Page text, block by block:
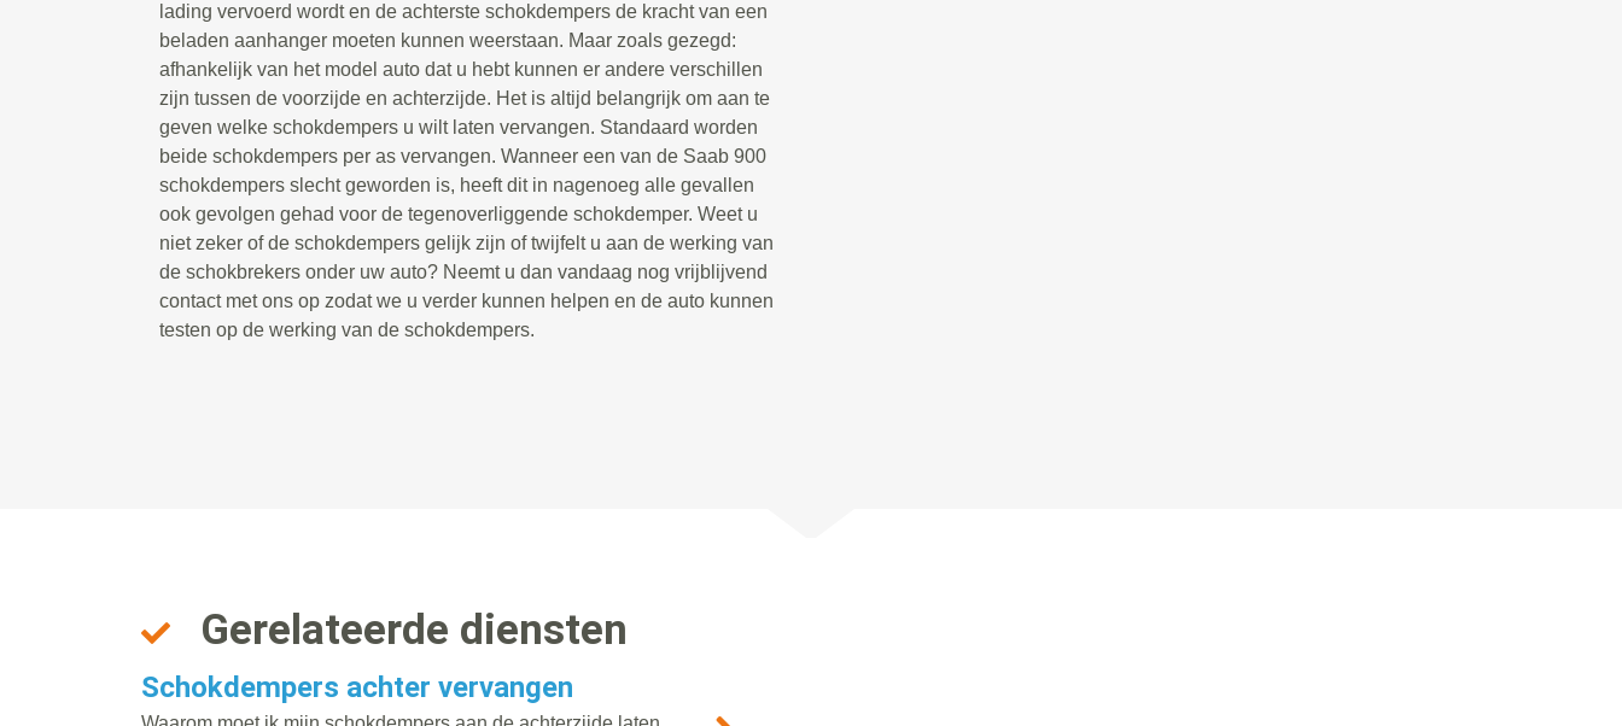
lading vervoerd wordt en de achterste schokdempers de kracht van een
beladen aanhanger moeten kunnen weerstaan. Maar zoals gezegd:
afhankelijk van het model auto dat u hebt kunnen er andere verschillen
zijn tussen de voorzijde en achterzijde. Het is altijd belangrijk om aan te
geven welke schokdempers u wilt laten vervangen. Standaard worden
beide schokdempers per as vervangen. Wanneer een van de Saab 900
schokdempers slecht geworden is, heeft dit in nagenoeg alle gevallen
ook gevolgen gehad voor de tegenoverliggende schokdemper. Weet u
niet zeker of de schokdempers gelijk zijn of twijfelt u aan de werking van
de schokbrekers onder uw auto? Neemt u dan vandaag nog vrijblijvend
contact met ons op zodat we u verder kunnen helpen en de auto kunnen
testen op de werking van de schokdempers.
Gerelateerde diensten
Schokdempers achter vervangen